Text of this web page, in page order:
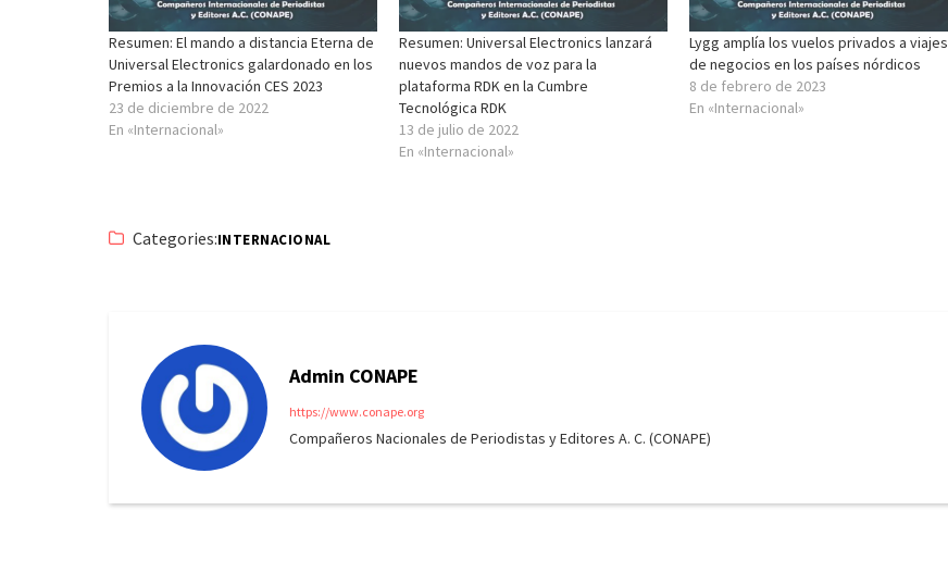
Resumen: El mando a distancia Eterna de
Universal Electronics galardonado en los
Premios a la Innovación CES 2023
23 de diciembre de 2022
En «Internacional»
Resumen: Universal Electronics lanzará
nuevos mandos de voz para la
plataforma RDK en la Cumbre
Tecnológica RDK
13 de julio de 2022
En «Internacional»
Lygg amplía los vuelos privados a viajes
de negocios en los países nórdicos
8 de febrero de 2023
En «Internacional»
Categories:INTERNACIONAL
Admin CONAPE
https://www.conape.org
Compañeros Nacionales de Periodistas y Editores A. C. (CONAPE)